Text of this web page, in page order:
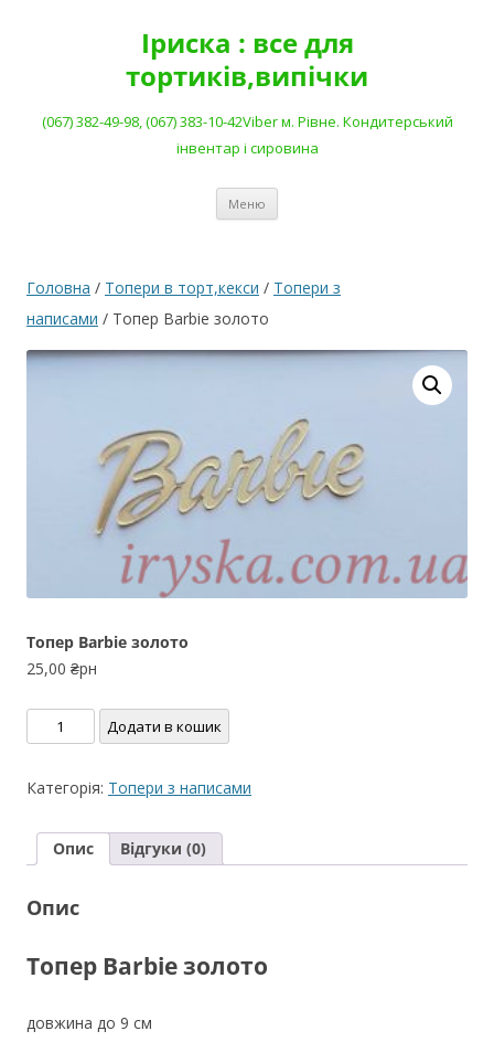
Іриска : все для
тортиків,випічки
(067) 382-49-98, (067) 383-10-42Viber м. Рівне. Кондитерський
інвентар і сировина
Меню
Головна / Топери в торт,кекси / Топери з
написами / Тoпер Barbie золото
Тoпер Barbie золото
25,00 ₴рн
Тoпер
Barbie
кількість
Додати в кошик
Категорія: Топери з написами
Опис Відгуки (0)
Опис
Тoпер Barbie золото
довжина до 9 см